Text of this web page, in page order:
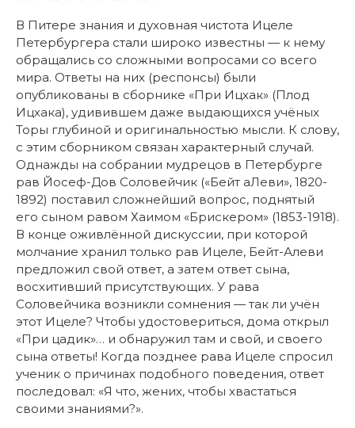
В Питере знания и духовная чистота Ицеле
Петербургера стали широко известны — к нему
обращались со сложными вопросами со всего
мира. Ответы на них (респонсы) были
опубликованы в сборнике «При Ицхак» (Плод
Ицхака), удивившем даже выдающихся учёных
Торы глубиной и оригинальностью мысли. К слову,
с этим сборником связан характерный случай.
Однажды на собрании мудрецов в Петербурге
рав Йосеф-Дов Соловейчик («Бейт аЛеви», 1820-
1892) поставил сложнейший вопрос, поднятый
его сыном равом Хаимом «Брискером» (1853-1918).
В конце оживлённой дискуссии, при которой
молчание хранил только рав Ицеле, Бейт-Алеви
предложил свой ответ, а затем ответ сына,
восхитивший присутствующих. У рава
Соловейчика возникли сомнения — так ли учён
этот Ицеле? Чтобы удостовериться, дома открыл
«При цадик»… и обнаружил там и свой, и своего
сына ответы! Когда позднее рава Ицеле спросил
ученик о причинах подобного поведения, ответ
последовал: «Я что, жених, чтобы хвастаться
своими знаниями?».